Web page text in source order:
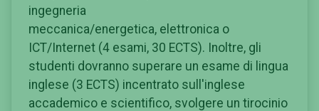
ingegneria
meccanica/energetica, elettronica o
ICT/Internet (4 esami, 30 ECTS). Inoltre, gli
studenti dovranno superare un esame di lingua
inglese (3 ECTS) incentrato sull'inglese
accademico e scientifico, svolgere un tirocinio